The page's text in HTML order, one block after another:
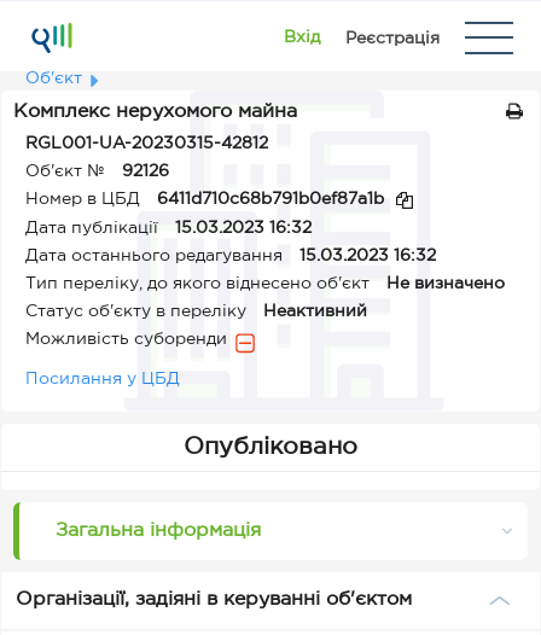
Вхід Реєстрація
Об'єкт
Комплекс нерухомого майна
RGL001-UA-20230315-42812
Об'єкт №
92126
Номер в ЦБД
6411d710c68b791b0ef87a1b
Дата публікації
15.03.2023 16:32
Дата останнього редагування
15.03.2023 16:32
Тип переліку, до якого віднесено об'єкт
Не визначено
Статус об'єкту в переліку
Неактивний
Можливість суборенди
Посилання у ЦБД
Опубліковано
Загальна інформація
Організації, задіяні в керуванні об'єктом